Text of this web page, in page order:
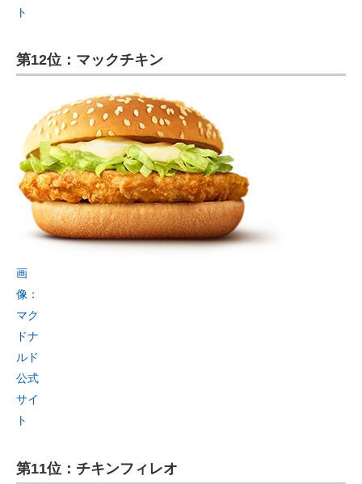
ト
第12位：マックチキン
画
像：
マク
ドナ
ルド
公式
サイ
ト
第11位：チキンフィレオ